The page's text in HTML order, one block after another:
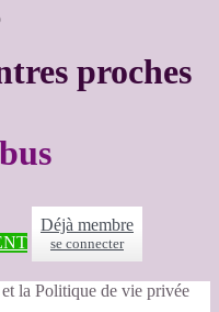
proches
Déjà membre
se connecter
la Politique de vie privée